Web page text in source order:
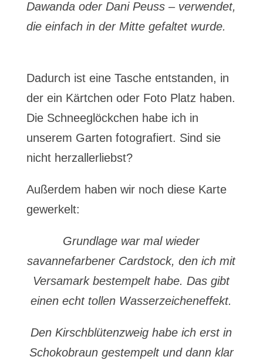
Dawanda oder Dani Peuss – verwendet,
die einfach in der Mitte gefaltet wurde.
Dadurch ist eine Tasche entstanden, in
der ein Kärtchen oder Foto Platz haben.
Die Schneeglöckchen habe ich in
unserem Garten fotografiert. Sind sie
nicht herzallerliebst?
Außerdem haben wir noch diese Karte
gewerkelt:
Grundlage war mal wieder
savannefarbener Cardstock, den ich mit
Versamark bestempelt habe. Das gibt
einen echt tollen Wasserzeicheneffekt.
Den Kirschblütenzweig habe ich erst in
Schokobraun gestempelt und dann klar